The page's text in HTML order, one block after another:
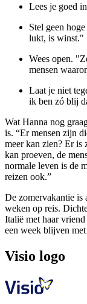
Lees je goed
Stel geen
lukt, is winst."
Wees open.
mensen
Laat je niet
ik ben zó blij
Wat Hanna nog
is. “Er mensen zijn
meer kan zien? Er is
kan proeven, de
normale leven is de
reizen ook.”
De zomervakantie is
weken op reis.
Italië met haar
een week blijven
Visio logo